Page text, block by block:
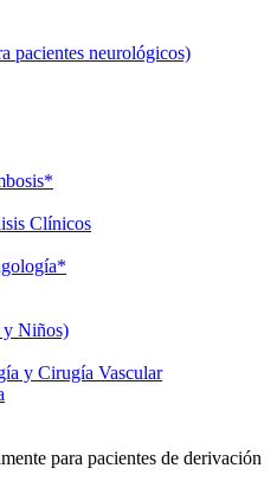
pacientes neurológicos)
Clínicos
y Niños)
y Cirugía Vascular
para pacientes de derivación